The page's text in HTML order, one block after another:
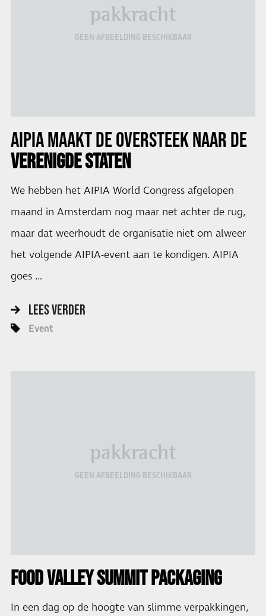
pakkracht
GEEN AFBEELDING BESCHIKBAAR
AIPIAMAAKT DE OVERSTEEK NAAR DE
VERENIGDE STATEN
We hebben het AIPIA World Congress afgelopen
maand in Amsterdam nog maar net achter de rug,
maar dat weerhoudt de organisatie niet om alweer
het volgende AIPIA-event aan te kondigen. AIPIA
goes …
LEES VERDER
Event
pakkracht
GEEN AFBEELDING BESCHIKBAAR
FOOD VALLEY SUMMIT PACKAGING
In een dag op de hoogte van slimme verpakkingen,